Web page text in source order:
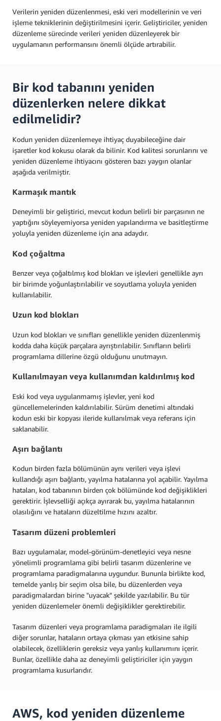
Verilerin yeniden düzenlenmesi, eski veri modellerinin ve veri
işleme tekniklerinin değiştirilmesini içerir. Geliştiriciler, yeniden
düzenleme sürecinde verileri yeniden düzenleyerek bir
uygulamanın performansını önemli ölçüde artırabilir.
Bir kod tabanını yeniden
düzenlerken nelere dikkat
edilmelidir?
Kodun yeniden düzenlemeye ihtiyaç duyabileceğine dair
işaretler kod kokusu olarak da bilinir. Kod kalitesi sorunlarını ve
yeniden düzenleme ihtiyacını gösteren bazı yaygın olanlar
aşağıda verilmiştir.
Karmaşık mantık
Deneyimli bir geliştirici, mevcut kodun belirli bir parçasının ne
yaptığını söyleyemiyorsa yeniden yapılandırma ve basitleştirme
yoluyla yeniden düzenleme için ana adaydır.
Kod çoğaltma
Benzer veya çoğaltılmış kod blokları ve işlevleri genellikle ayrı
bir birimde yoğunlaştırılabilir ve soyutlama yoluyla yeniden
kullanılabilir.
Uzun kod blokları
Uzun kod blokları ve sınıfları genellikle yeniden düzenlenmiş
kodda daha küçük parçalara ayrıştırılabilir. Sınıfların belirli
programlama dillerine özgü olduğunu unutmayın.
Kullanılmayan veya kullanımdan kaldırılmış kod
Eski kod veya uygulanmamış işlevler, yeni kod
güncellemelerinden kaldırılabilir. Sürüm denetimi altındaki
kodun eski bir kopyası ileride kullanılmak veya referans için
saklanabilir.
Aşırı bağlantı
Kodun birden fazla bölümünün aynı verileri veya işlevi
kullandığı aşırı bağlantı, yayılma hatalarına yol açabilir. Yayılma
hataları, kod tabanının birden çok bölümünde kod değişiklikleri
gerektirir. İşlevselliği açıkça ayırarak bu, yayılma hatalarının
olasılığını ve hataların düzeltilme hızını azaltır.
Tasarım düzeni problemleri
Bazı uygulamalar, model-görünüm-denetleyici veya nesne
yönelimli programlama gibi belirli tasarım düzenlerine ve
programlama paradigmalarına uygundur. Bununla birlikte kod,
temelde yanlış bir seçim olsa bile, bu düzenlerden veya
paradigmalardan birine "uyacak" şekilde yazılabilir. Bu tür
yeniden düzenlemeler önemli değişiklikler gerektirebilir.
Tasarım düzenleri veya programlama paradigmaları ile ilgili
diğer sorunlar, hataların ortaya çıkması yan etkisine sahip
olabilecek, özelliklerin gereksiz veya yanlış kullanımını içerir.
Bunlar, özellikle daha az deneyimli geliştiriciler için yaygın
programlama kusurlarıdır.
AWS, kod yeniden düzenleme